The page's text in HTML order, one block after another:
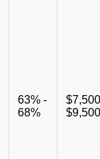
63% -
68%
$9,500